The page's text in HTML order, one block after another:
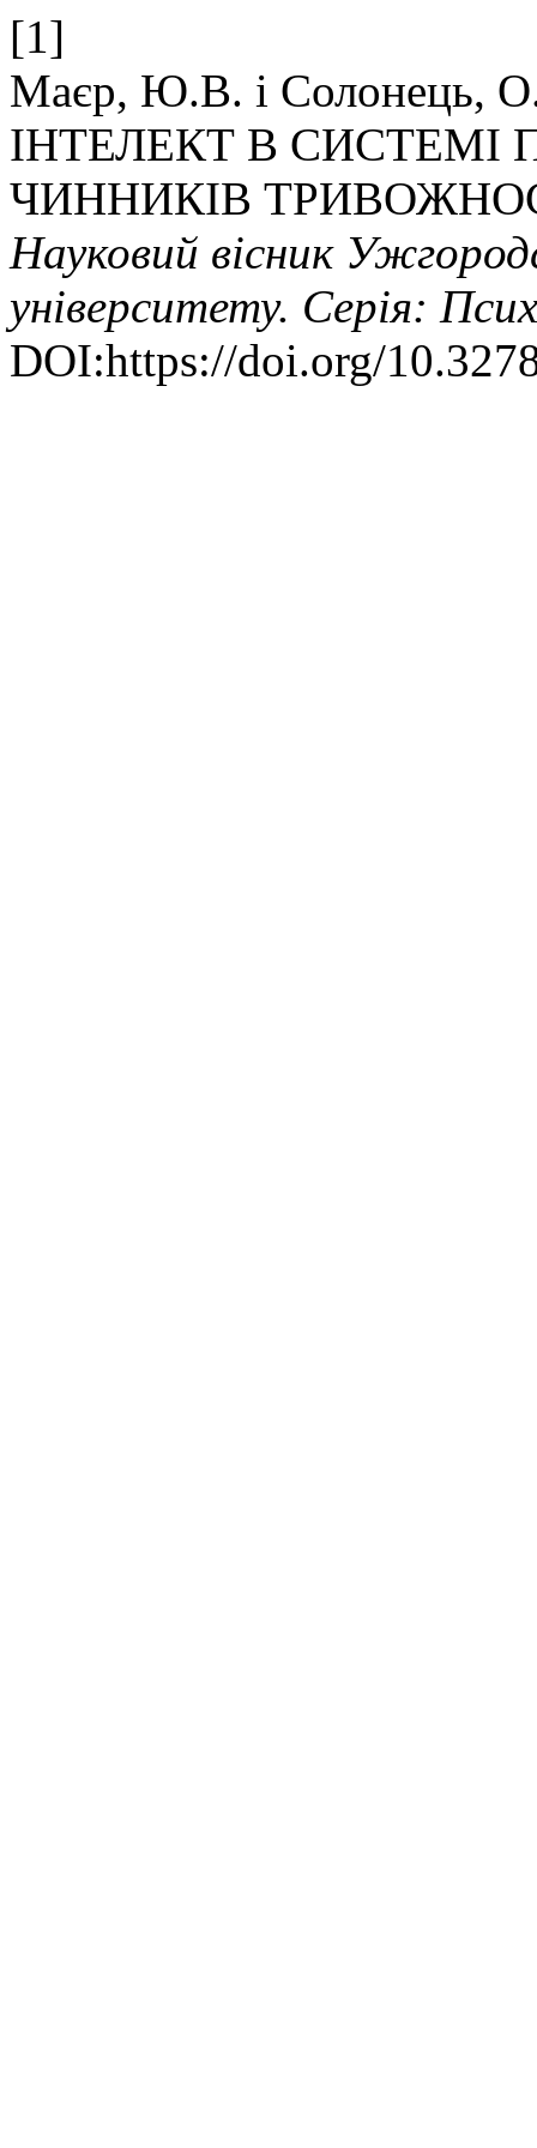
[1]
Маєр, Ю.В. і Солонець,
ІНТЕЛЕКТ В СИСТЕМІ
ЧИННИКІВ
Науковий вісник
університету. Серія:
DOI:https://doi.org/